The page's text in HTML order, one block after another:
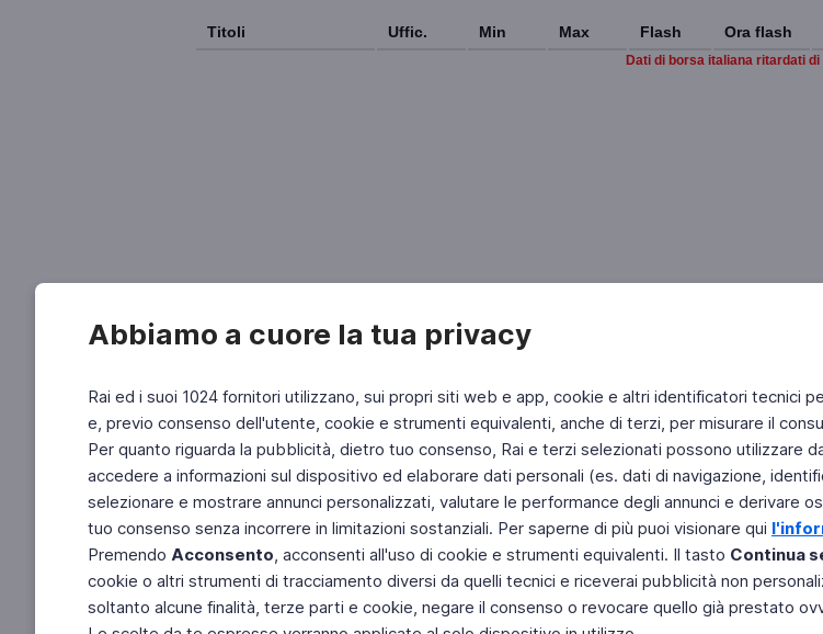
Abbiamo a cuore la tua privacy
Rai ed i suoi 1024 fornitori utilizzano, sui propri siti web e app, cookie e altri identificatori tecnici
e, previo consenso dell'utente, cookie e strumenti equivalenti, anche di terzi, per misurare il
Per quanto riguarda la pubblicità, dietro tuo consenso, Rai e terzi selezionati possono utilizzare
accedere a informazioni sul dispositivo ed elaborare dati personali (es. dati di navigazione,
selezionare e mostrare annunci personalizzati, valutare le performance degli annunci e derivare
tuo consenso senza incorrere in limitazioni sostanziali. Per saperne di più puoi visionare qui
Premendo Acconsento, acconsenti all'uso di cookie e strumenti equivalenti. Il tasto Continua
cookie o altri strumenti di tracciamento diversi da quelli tecnici e riceverai pubblicità non
soltanto alcune finalità, terze parti e cookie, negare il consenso o revocare quello già prestato
Titoli Uffic. Min Max Flash Ora flash
Dati di borsa italiana ritardati di
Fai di Televideo la tua Home Page
Copyright © 2011 Rai - Tutti i diritti
Engineered by RAI - Reti e